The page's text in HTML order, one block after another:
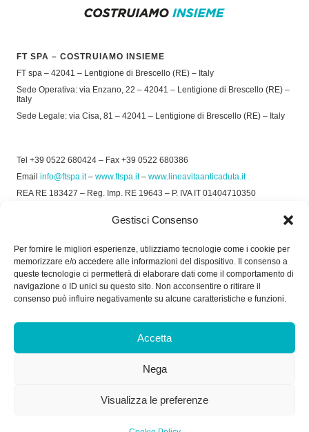
Gestisci Consenso
Per fornire le migliori esperienze, utilizziamo tecnologie come i cookie per
memorizzare e/o accedere alle informazioni del dispositivo. Il consenso a
queste tecnologie ci permetterà di elaborare dati come il comportamento di
navigazione o ID unici su questo sito. Non acconsentire o ritirare il
consenso può influire negativamente su alcune caratteristiche e funzioni.
Accetta
Nega
Visualizza le preferenze
FT SPA – COSTRUIAMO INSIEME
FT spa – 42041 – Lentigione di Brescello (RE) – Italy
Sede Operativa: via Enzano, 22 – 42041 – Lentigione di Brescello (RE) –
Italy
Sede Legale: via Cisa, 81 – 42041 – Lentigione di Brescello (RE) – Italy
Tel +39 0522 680424 – Fax +39 0522 680386
Email info@ftspa.it– www.ftspa.it– www.lineavitaanticaduta.it
REA RE 183427 – Reg. Imp. RE 19643 – P. IVA IT 01404710350
Privacy Policy–Cookie Policy
SOCIAL
Dal Lunedì al Venerdì: 8.00/12.30 - 13.30/17.30
Dal Lunedì al Venerdì: 7.30/11.30 - 13.30/17.00